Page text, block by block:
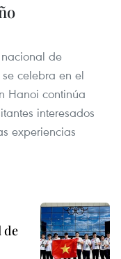
de
celebra en el
Hanoi continúa
interesados
experiencias
de